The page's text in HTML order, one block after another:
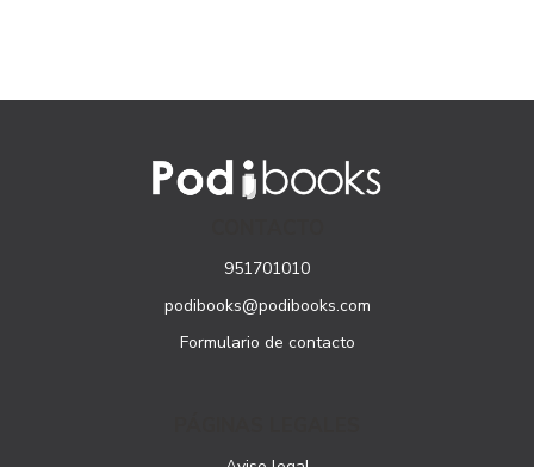
951701010
podibooks@podibooks.com
Formulario de contacto